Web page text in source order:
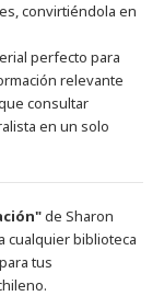
convirtiéndola en
perfecto para
relevante
consultar
en un solo
de Sharon
cualquier biblioteca
tus